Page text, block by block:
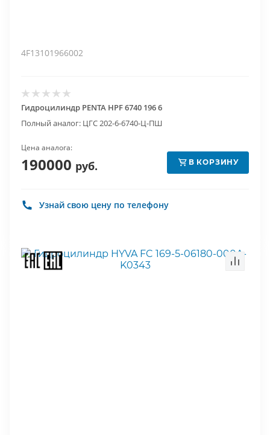
4F13101966002
Гидроцилиндр PENTA HPF 6740 196 6
Полный аналог: ЦГС 202-6-6740-Ц-ПШ
Цена аналога:
190000 руб. В КОРЗИНУ
Узнай свою цену по телефону